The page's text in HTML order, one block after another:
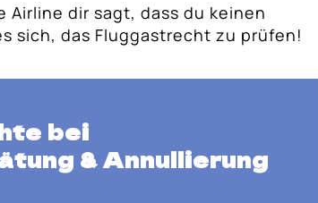
Airline dir sagt, dass du keinen
sich, das Fluggastrecht zu prüfen!
bei
& Annullierung